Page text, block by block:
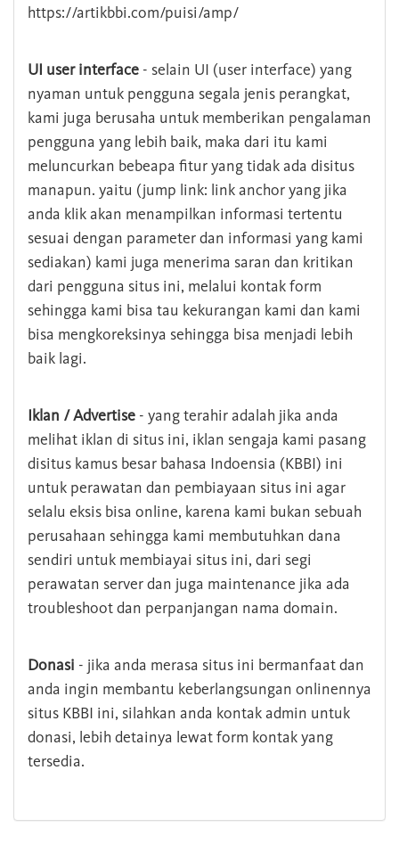
https://artikbbi.com/puisi/amp/
UI user interface - selain UI (user interface) yang
nyaman untuk pengguna segala jenis perangkat,
kami juga berusaha untuk memberikan pengalaman
pengguna yang lebih baik, maka dari itu kami
meluncurkan bebeapa fitur yang tidak ada disitus
manapun. yaitu (jump link: link anchor yang jika
anda klik akan menampilkan informasi tertentu
sesuai dengan parameter dan informasi yang kami
sediakan) kami juga menerima saran dan kritikan
dari pengguna situs ini, melalui kontak form
sehingga kami bisa tau kekurangan kami dan kami
bisa mengkoreksinya sehingga bisa menjadi lebih
baik lagi.
Iklan / Advertise - yang terahir adalah jika anda
melihat iklan di situs ini, iklan sengaja kami pasang
disitus kamus besar bahasa Indoensia (KBBI) ini
untuk perawatan dan pembiayaan situs ini agar
selalu eksis bisa online, karena kami bukan sebuah
perusahaan sehingga kami membutuhkan dana
sendiri untuk membiayai situs ini, dari segi
perawatan server dan juga maintenance jika ada
troubleshoot dan perpanjangan nama domain.
Donasi - jika anda merasa situs ini bermanfaat dan
anda ingin membantu keberlangsungan onlinennya
situs KBBI ini, silahkan anda kontak admin untuk
donasi, lebih detainya lewat form kontak yang
tersedia.